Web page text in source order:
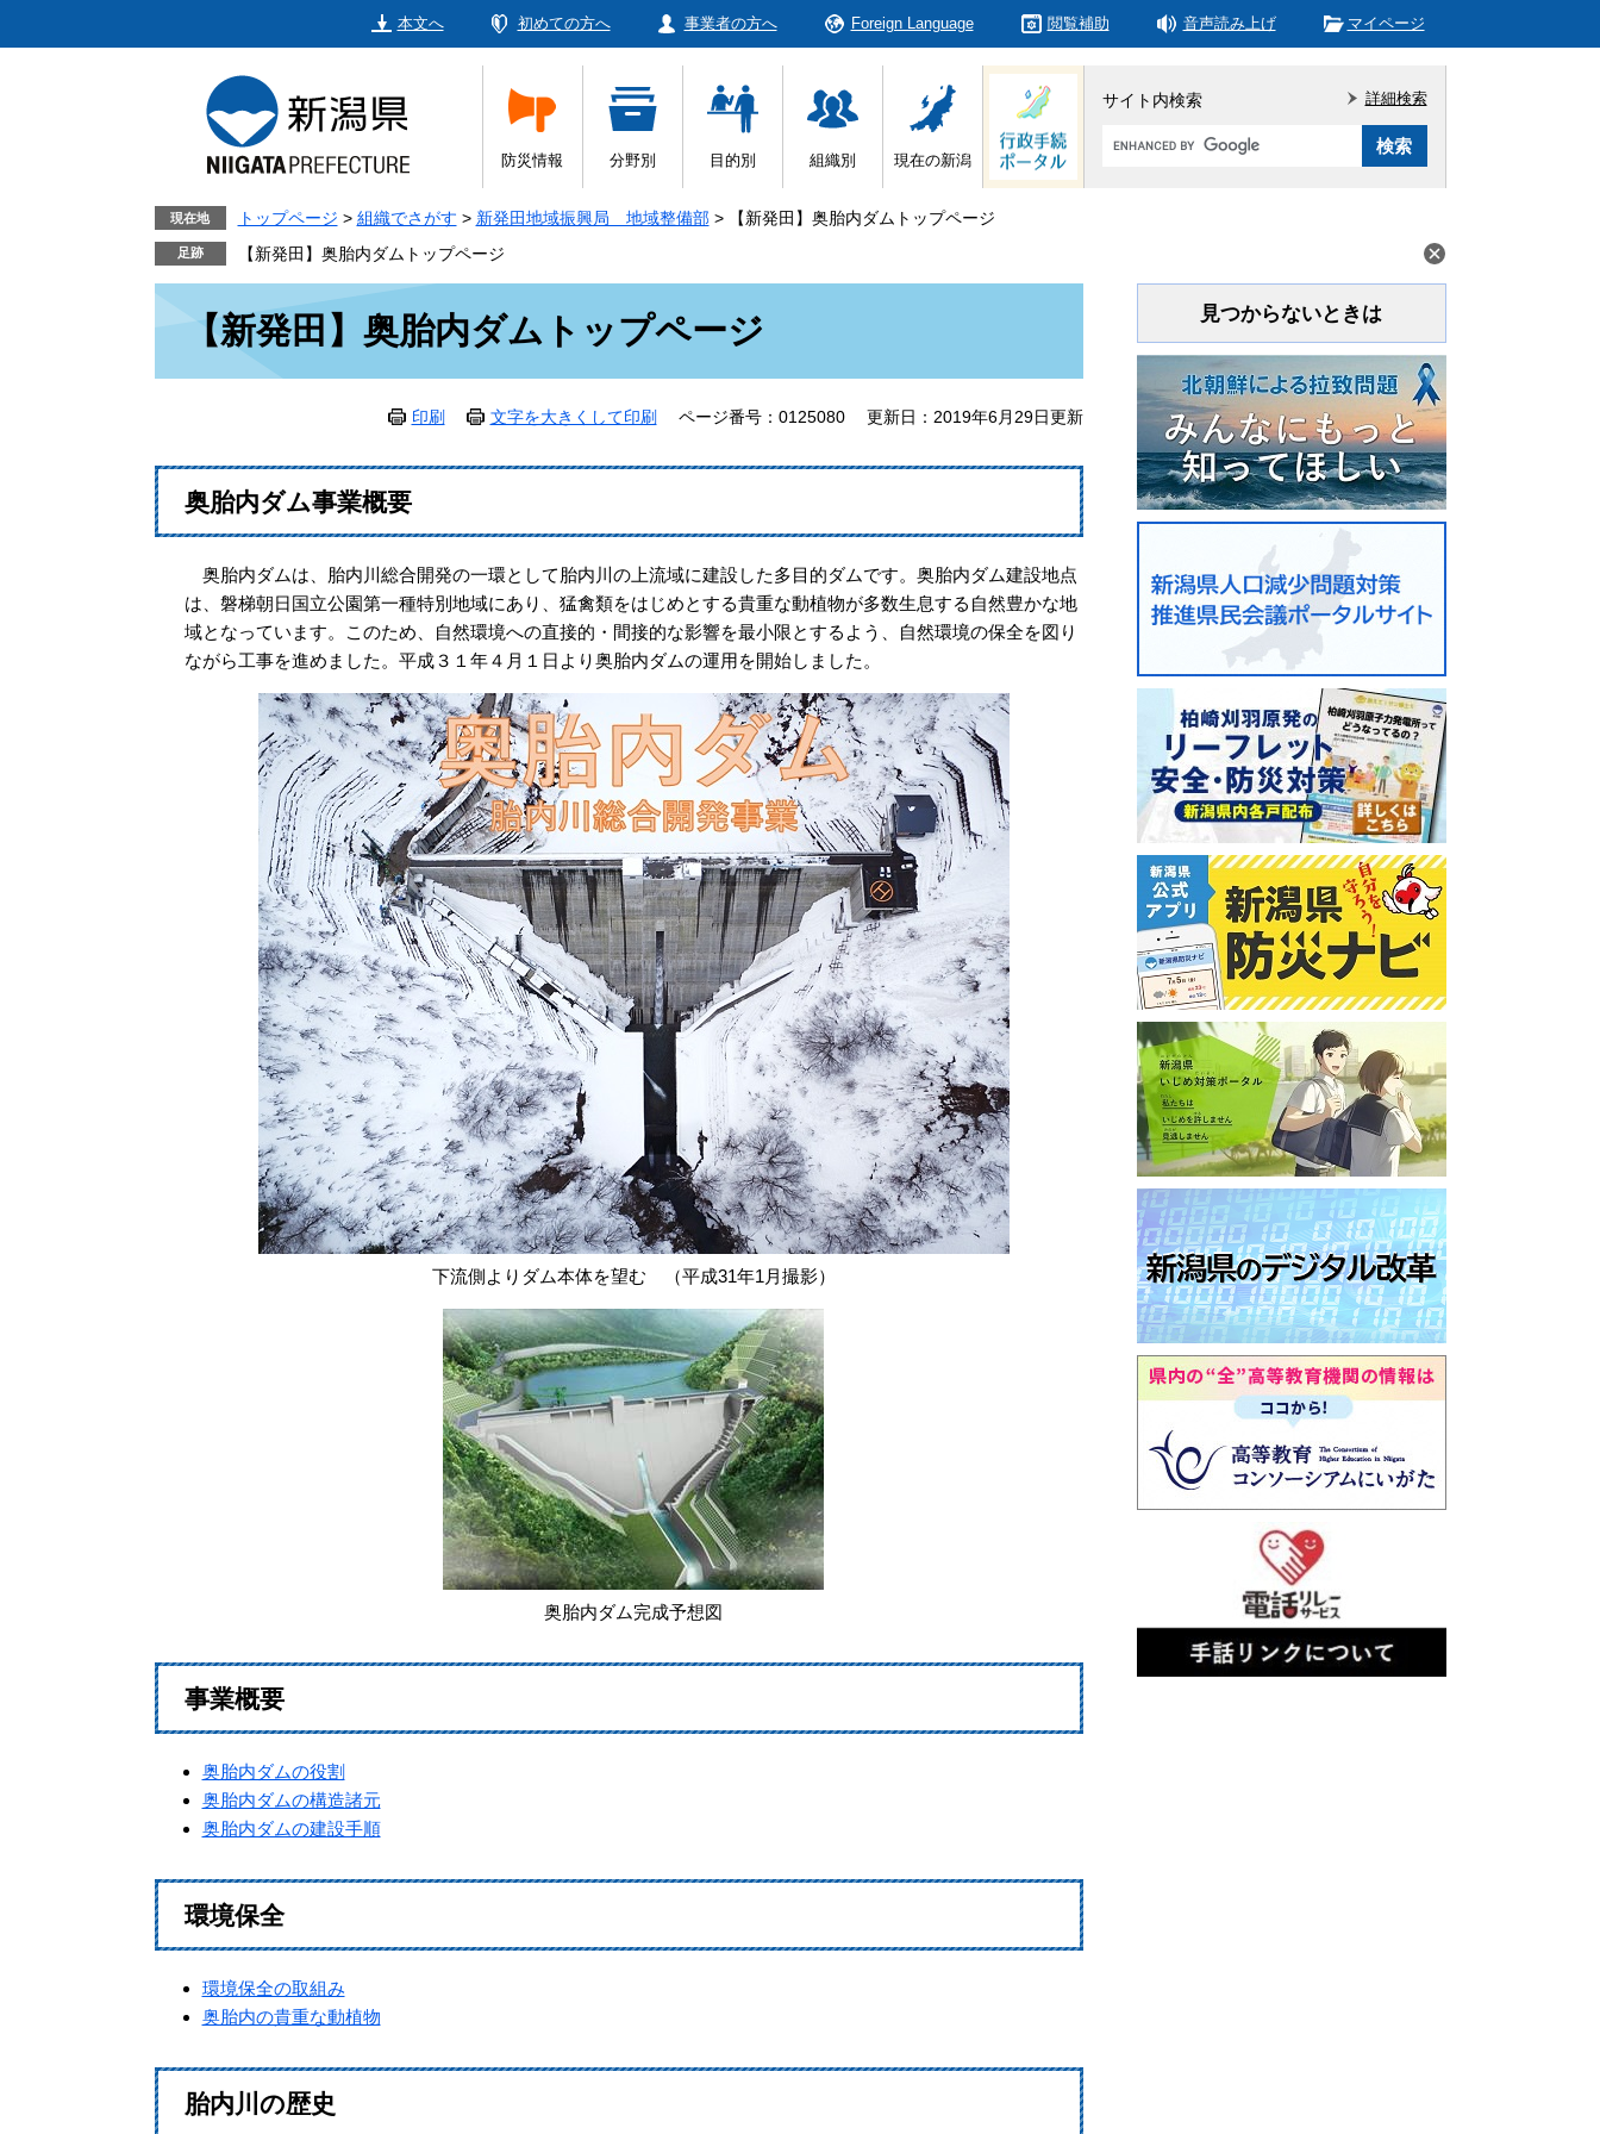
本文へ 初めての方へ 事業者の方へ Foreign Language 閲覧補助 音声読み上げ マイページ
防災情報 分野別 目的別 組織別 現在の新潟
サイト内検索
Google
詳細検索
現在地 トップページ > 組織でさがす > 新発田地域振興局 地域整備部 >
【新発田】奥胎内ダムトップページ
【新発田】奥胎内ダムトップページ
【新発田】奥胎内ダムトップページ
印刷 文字を大きくして印刷 ページ番号：0125080 更新日：2019年6月29日更新
奥胎内ダム事業概要
奥胎内ダムは、胎内川総合開発の一環として胎内川の上流域に建設した多目的ダムです。奥胎内ダム建設地点
は、磐梯朝日国立公園第一種特別地域にあり、猛禽類をはじめとする貴重な動植物が多数生息する自然豊かな地
域となっています。このため、自然環境への直接的・間接的な影響を最小限とするよう、自然環境の保全を図り
ながら工事を進めました。平成３１年４月１日より奥胎内ダムの運用を開始しました。
下流側よりダム本体を望む （平成31年1月撮影）
奥胎内ダム完成予想図
事業概要
奥胎内ダムの役割
奥胎内ダムの構造諸元
奥胎内ダムの建設手順
環境保全
環境保全の取組み
奥胎内の貴重な動植物
胎内川の歴史
見つからないときは